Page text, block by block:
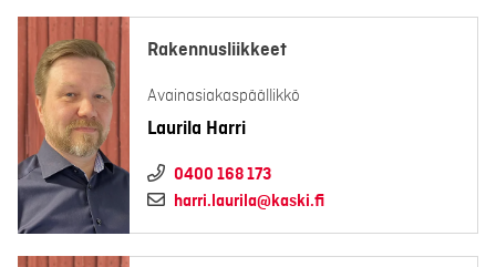
Rakennusliikkeet
Avainasiakaspäällikkö
Laurila Harri
0400 168 173
harri.laurila@kaski.fi